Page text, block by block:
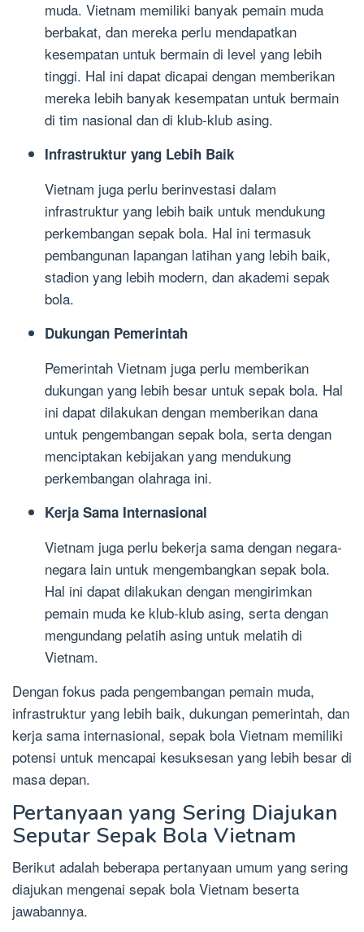
muda. Vietnam memiliki banyak pemain muda
berbakat, dan mereka perlu mendapatkan
kesempatan untuk bermain di level yang lebih
tinggi. Hal ini dapat dicapai dengan memberikan
mereka lebih banyak kesempatan untuk bermain
di tim nasional dan di klub-klub asing.
Infrastruktur yang Lebih Baik
Vietnam juga perlu berinvestasi dalam
infrastruktur yang lebih baik untuk mendukung
perkembangan sepak bola. Hal ini termasuk
pembangunan lapangan latihan yang lebih baik,
stadion yang lebih modern, dan akademi sepak
bola.
Dukungan Pemerintah
Pemerintah Vietnam juga perlu memberikan
dukungan yang lebih besar untuk sepak bola. Hal
ini dapat dilakukan dengan memberikan dana
untuk pengembangan sepak bola, serta dengan
menciptakan kebijakan yang mendukung
perkembangan olahraga ini.
Kerja Sama Internasional
Vietnam juga perlu bekerja sama dengan negara-
negara lain untuk mengembangkan sepak bola.
Hal ini dapat dilakukan dengan mengirimkan
pemain muda ke klub-klub asing, serta dengan
mengundang pelatih asing untuk melatih di
Vietnam.
Dengan fokus pada pengembangan pemain muda,
infrastruktur yang lebih baik, dukungan pemerintah, dan
kerja sama internasional, sepak bola Vietnam memiliki
potensi untuk mencapai kesuksesan yang lebih besar di
masa depan.
Pertanyaan yang Sering Diajukan
Seputar Sepak Bola Vietnam
Berikut adalah beberapa pertanyaan umum yang sering
diajukan mengenai sepak bola Vietnam beserta
jawabannya.